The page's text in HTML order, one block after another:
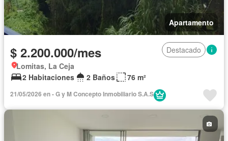
Apartamento
$ 2.200.000/mes
Destacado
Lomitas, La Ceja
2 Habitaciones
2 Baños 76 m²
21/05/2026 en - G y M Concepto Inmobiliario S.A.S